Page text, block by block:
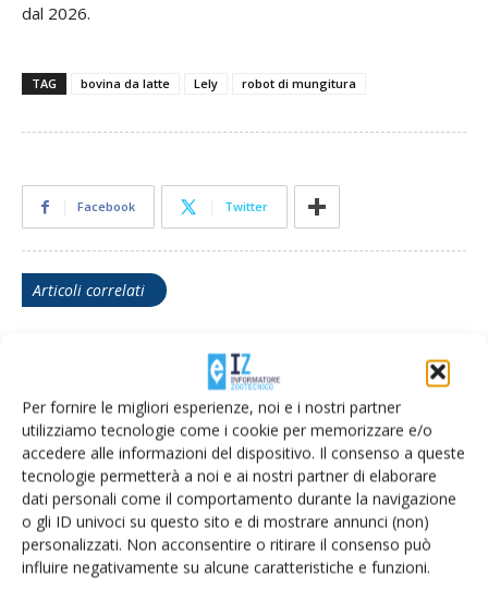
Per fornire le migliori esperienze, noi e i nostri partner
utilizziamo tecnologie come i cookie per memorizzare e/o
accedere alle informazioni del dispositivo. Il consenso a queste
tecnologie permetterà a noi e ai nostri partner di elaborare
dati personali come il comportamento durante la navigazione
o gli ID univoci su questo sito e di mostrare annunci (non)
personalizzati. Non acconsentire o ritirare il consenso può
influire negativamente su alcune caratteristiche e funzioni.
dal 2026.
TAG bovina da latte Lely robot di mungitura
Facebook Twitter
Articoli correlati
Luigi Bertocchi: benessere e
biosicurezza, dove stiamo andando
Come migliorare la rimonta aziendale
partendo dai numeri
Anche gestione della mandria con il
robot di mungitura